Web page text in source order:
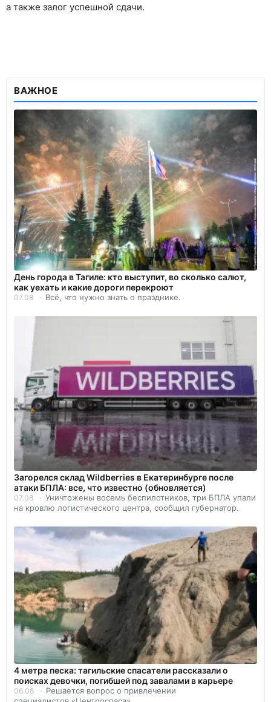
а также залог успешной сдачи.
ВАЖНОЕ
День города в Тагиле: кто выступит, во сколько салют,
как уехать и какие дороги перекроют
07.08 Всё, что нужно знать о празднике.
Загорелся склад Wildberries в Екатеринбурге после
атаки БПЛА: все, что известно (обновляется)
07.08
Уничтожены восемь беспилотников, три БПЛА упали
на кровлю логистического центра, сообщил губернатор.
4 метра песка: тагильские спасатели рассказали о
поисках девочки, погибшей под завалами в карьере
06.08
Решается вопрос о привлечении